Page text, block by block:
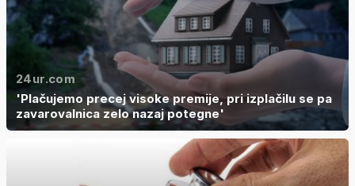
24ur.com
'Plačujemo precej visoke premije, pri izplačilu se pa
zavarovalnica zelo nazaj potegne'